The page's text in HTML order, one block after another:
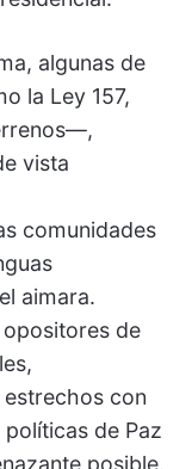
algunas de
la Ley 157,
vista
comunidades
aimara.
de
con
de Paz
posible.